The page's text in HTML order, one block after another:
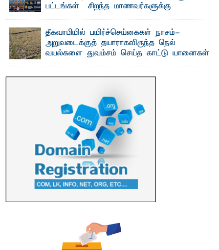
பட்டங்கள் – சிறந்த மாணவர்களுக்கு
மற்றும் சிறப்புப் பரிசுகள்
எம்.வை. அமீர்- ஒ லுவிலில் அமைந்துள்ள தென்கிழக்குப்
பல்கலைக்கழகத்தின் 18ஆவது பொதுப் பட்டமளிப்பு விழா ...
தீகவாபியில் பயிர்ச்செய்கைகள் நாசம்-
அறுவடைக்குத் தயாராகவிருந்த நெல்
வயல்களை துவம்சம் செய்த காட்டு யானைகள்
காணப்பட்ட பல ...